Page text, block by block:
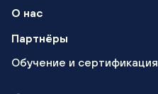
О нас
Партнёры
Обучение и сертификация